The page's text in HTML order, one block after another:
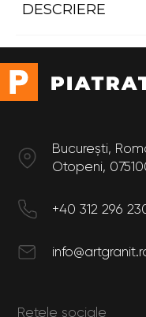
DESCRIERE
Dimensiuni
Lungime: 1.2 m
Latime: 0.17 m
București,
Otopeni,
+40 312 296
Rețele sociale